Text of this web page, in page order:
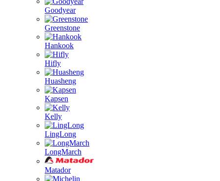
Goodyear
Greenstone
Hankook
Hifly
Huasheng
Kapsen
Kelly
LingLong
LongMarch
Matador